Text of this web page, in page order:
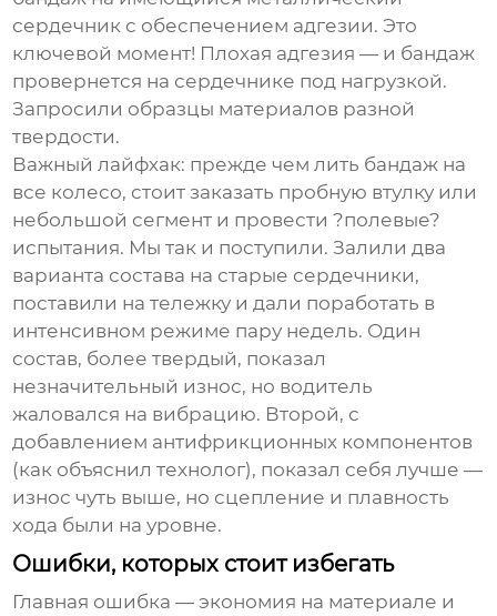
сердечник с обеспечением адгезии. Это
ключевой момент! Плохая адгезия — и бандаж
провернется на сердечнике под нагрузкой.
Запросили образцы материалов разной
твердости.
Важный лайфхак: прежде чем лить бандаж на
все колесо, стоит заказать пробную втулку или
небольшой сегмент и провести ?полевые?
испытания. Мы так и поступили. Залили два
варианта состава на старые сердечники,
поставили на тележку и дали поработать в
интенсивном режиме пару недель. Один
состав, более твердый, показал
незначительный износ, но водитель
жаловался на вибрацию. Второй, с
добавлением антифрикционных компонентов
(как объяснил технолог), показал себя лучше —
износ чуть выше, но сцепление и плавность
хода были на уровне.
Ошибки, которых стоит избегать
Главная ошибка — экономия на материале и